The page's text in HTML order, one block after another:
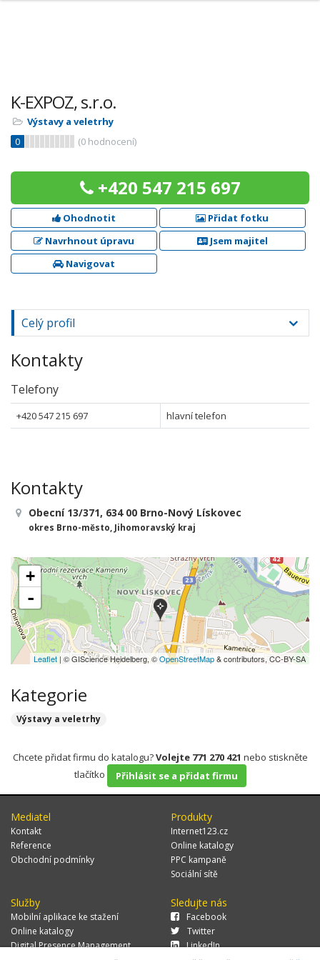
K-EXPOZ, s.r.o.
Výstavy a veletrhy
0
(0 hodnocení)
+420 547 215 697
Ohodnotit
Přidat fotku
Navrhnout úpravu
Jsem majitel
Navigovat
Celý profil
Kontakty
Telefony
+420 547 215 697 hlavní telefon
Kontakty
Obecní 13/371, 634 00 Brno-Nový Lískovec
okres Brno-město, Jihomoravský kraj
+
-
Leaflet | © GIScience Heidelberg, ©OpenStreetMap& contributors, CC-BY-SA
Kategorie
Výstavy a veletrhy
Chcete přidat firmu do katalogu?Volejte 771 270 421 nebo stiskněte
tlačítko
Přihlásit se a přidat firmu
Mediatel
Kontakt
Reference
Obchodní podmínky
Produkty
Internet123.cz
Online katalogy
PPC kampaně
Sociální sítě
Služby
Mobilní aplikace ke stažení
Online katalogy
Digital Presence Management
Sledujte nás
Facebook
Twitter
LinkedIn